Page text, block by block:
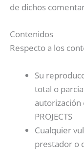
de dichos
Contenidos
Respecto a los
Su
total o
autorización
PROJECTS
Cualquier
prestador o